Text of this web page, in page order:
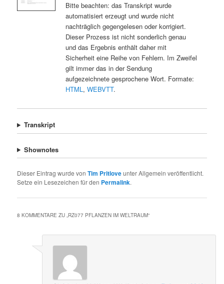
Bitte beachten: das Transkript wurde
automatisiert erzeugt und wurde nicht
nachträglich gegengelesen oder korrigiert.
Dieser Prozess ist nicht sonderlich genau
und das Ergebnis enthält daher mit
Sicherheit eine Reihe von Fehlern. Im Zweifel
gilt immer das in der Sendung
aufgezeichnete gesprochene Wort. Formate:
HTML, WEBVTT.
Transkript
Shownotes
Dieser Eintrag wurde vonTim Pritloveunter Allgemein veröffentlicht.
Setze ein Lesezeichen für den Permalink.
8 KOMMENTARE ZU „ RZ077 PFLANZEN IM WELTRAUM“